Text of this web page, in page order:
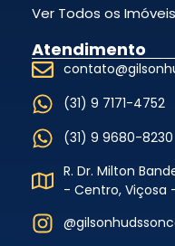
Ver Todos os Imóveis
Atendimento
(31) 9 7171-4752
(31) 9 9680-8230
R. Dr. Milton
- Centro, Viçosa